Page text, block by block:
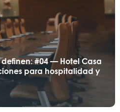
definen: #04 — Hotel Casa
para hospitalidad y